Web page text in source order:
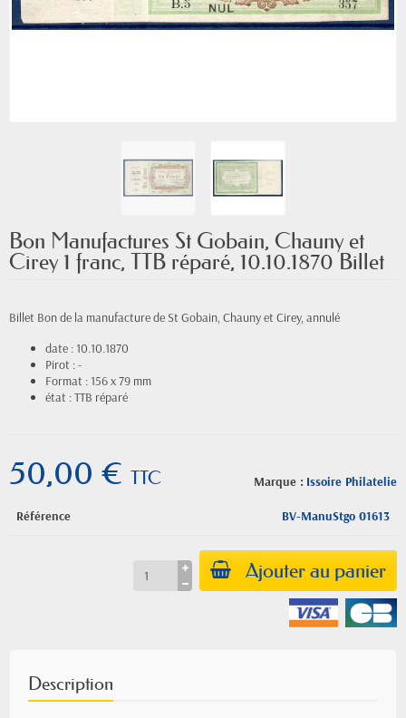
Bon Manufactures St Gobain, Chauny et
Cirey 1 franc, TTB réparé, 10.10.1870 Billet
Billet Bon de la manufacture de St Gobain, Chauny et Cirey, annulé
date : 10.10.1870
Pirot : -
Format : 156 x 79 mm
état : TTB réparé
Marque : Issoire Philatelie
50,00 € TTC
Référence BV-ManuStgo 01613
Ajouter au panier
Description